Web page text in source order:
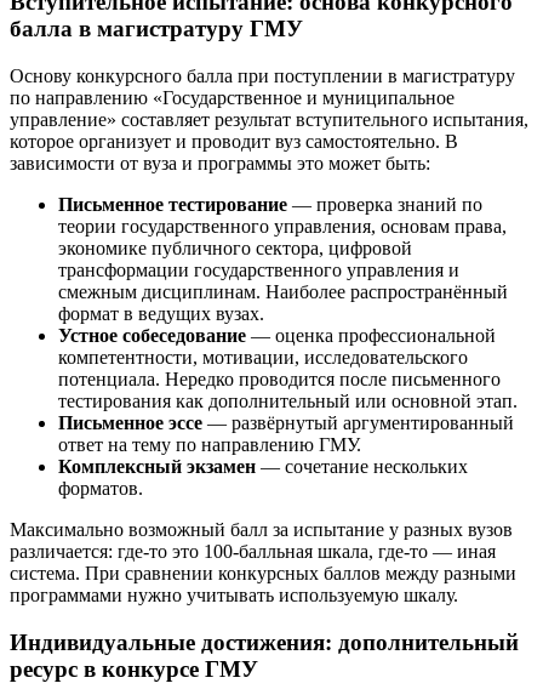
балла в магистратуру ГМУ
Основу конкурсного балла при поступлении в магистратуру
по направлению «Государственное и муниципальное
управление» составляет результат вступительного испытания,
которое организует и проводит вуз самостоятельно. В
зависимости от вуза и программы это может быть:
Письменное тестирование — проверка знаний по
теории государственного управления, основам права,
экономике публичного сектора, цифровой
трансформации государственного управления и
смежным дисциплинам. Наиболее распространённый
формат в ведущих вузах.
Устное собеседование — оценка профессиональной
компетентности, мотивации, исследовательского
потенциала. Нередко проводится после письменного
тестирования как дополнительный или основной этап.
Письменное эссе — развёрнутый аргументированный
ответ на тему по направлению ГМУ.
Комплексный экзамен — сочетание нескольких
форматов.
Максимально возможный балл за испытание у разных вузов
различается: где-то это 100-балльная шкала, где-то — иная
система. При сравнении конкурсных баллов между разными
программами нужно учитывать используемую шкалу.
Индивидуальные достижения: дополнительный
ресурс в конкурсе ГМУ